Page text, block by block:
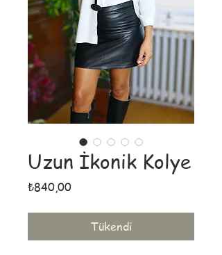
Uzun İkonik Kolye
₺840,00Fiyat
Tükendi